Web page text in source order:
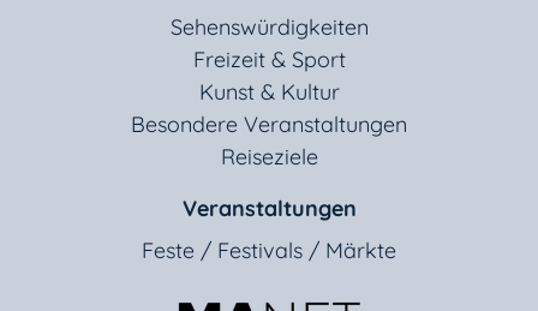
Sehenswürdigkeiten
Freizeit & Sport
Kunst & Kultur
Besondere Veranstaltungen
Reiseziele
Veranstaltungen
Feste / Festivals / Märkte